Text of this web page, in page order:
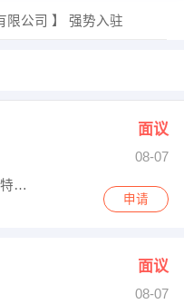
限公司 】 强势入驻
员 ] 招聘信息
员 ] 招聘信息
司 】 强势入驻
面议
08-07
广州欧派厨柜有限公司十堰特许经营部
申请
面议
08-07